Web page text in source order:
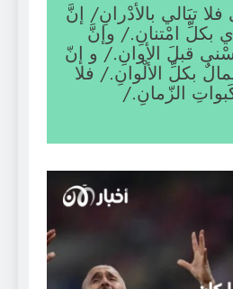
تبَالي بالأدْرانِ/ إنَّ
بكلِّ امْتنانِ./ وإنَّ
قبلَ الأوانِ./ و إنّ
بكلِّ الألْوانِ./ فلا
الزّمانِ./